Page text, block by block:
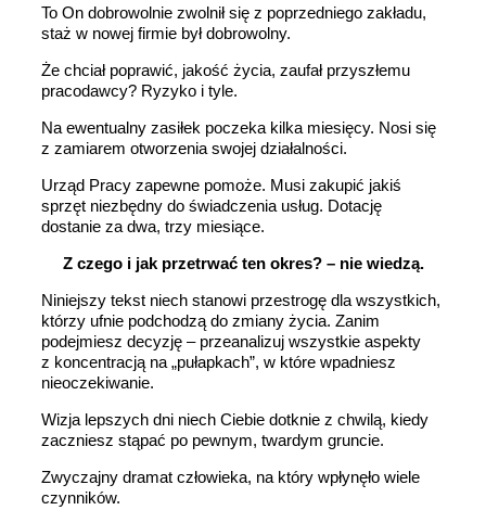
To On dobrowolnie zwolnił się z poprzedniego zakładu,
staż w nowej firmie był dobrowolny.
Że chciał poprawić, jakość życia, zaufał przyszłemu
pracodawcy? Ryzyko i tyle.
Na ewentualny zasiłek poczeka kilka miesięcy. Nosi się
z zamiarem otworzenia swojej działalności.
Urząd Pracy zapewne pomoże. Musi zakupić jakiś
sprzęt niezbędny do świadczenia usług. Dotację
dostanie za dwa, trzy miesiące.
Z czego i jak przetrwać ten okres? – nie wiedzą.
Niniejszy tekst niech stanowi przestrogę dla wszystkich,
którzy ufnie podchodzą do zmiany życia. Zanim
podejmiesz decyzję – przeanalizuj wszystkie aspekty
z koncentracją na „pułapkach”, w które wpadniesz
nieoczekiwanie.
Wizja lepszych dni niech Ciebie dotknie z chwilą, kiedy
zaczniesz stąpać po pewnym, twardym gruncie.
Zwyczajny dramat człowieka, na który wpłynęło wiele
czynników.